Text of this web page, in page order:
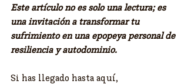
Este artículo no es solo una lectura; es
una invitación a transformar tu
sufrimiento en una epopeya personal de
resiliencia y autodominio.
Si has llegado hasta aquí,